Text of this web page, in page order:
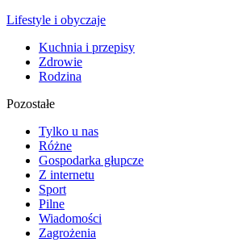
Lifestyle i obyczaje
Kuchnia i przepisy
Zdrowie
Rodzina
Pozostałe
Tylko u nas
Różne
Gospodarka głupcze
Z internetu
Sport
Pilne
Wiadomości
Zagrożenia